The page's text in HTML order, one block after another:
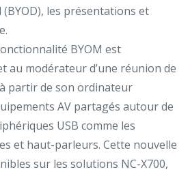
les présentations et
BYOM est
au modérateur d’une réunion de
partir de son ordinateur
AV partagés autour de
USB comme les
et haut-parleurs. Cette nouvelle
sur les solutions NC-X700,